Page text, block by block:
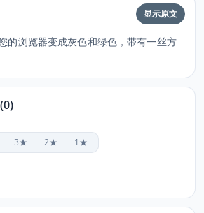
显示原文
的浏览器变成灰色和绿色，带有一丝方
3★ 2★ 1★